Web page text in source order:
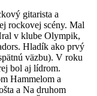
gitarista a
rockovej scény. Mal
v klube Olympik,
Hladík ako prvý
väzbu). V roku
bol aj lídrom.
Hammelom a
a Na druhom